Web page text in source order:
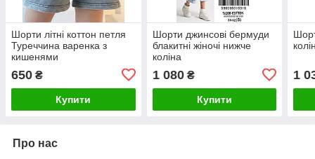
Шорти літні коттон петля
Туреччина варенка з
кишенями
650 ₴
Купити
Шорти джинсові бермуди
блакитні жіночі нижче
коліна
1 080₴
Купити
1
Про нас